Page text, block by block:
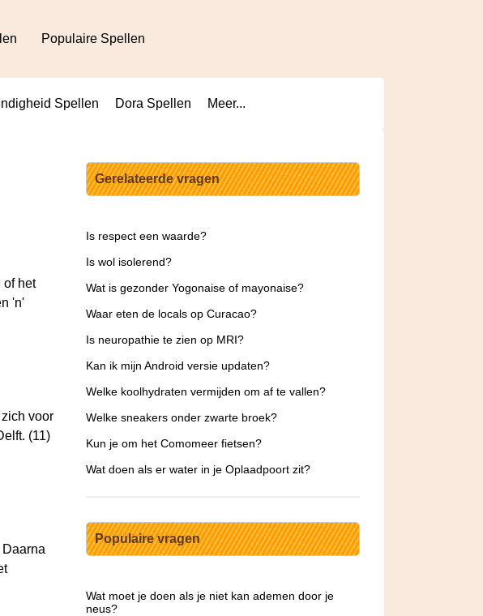
Populaire Spellen
Spellen Dora Spellen Meer...
of het
'n'
voor
(11)
Gerelateerde vragen
Is respect een waarde?
Is wol isolerend?
Wat is gezonder Yogonaise of mayonaise?
Waar eten de locals op Curacao?
Is neuropathie te zien op MRI?
Kan ik mijn Android versie updaten?
Welke koolhydraten vermijden om af te vallen?
Welke sneakers onder zwarte broek?
Kun je om het Comomeer fietsen?
Wat doen als er water in je Oplaadpoort zit?
Populaire vragen
Wat moet je doen als je niet kan ademen door je
neus?